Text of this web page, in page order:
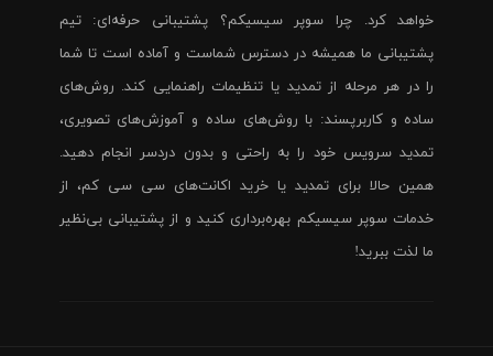
خواهد کرد. چرا سوپر سیسیکم؟ پشتیبانی حرفه‌ای: تیم
پشتیبانی ما همیشه در دسترس شماست و آماده است تا شما
را در هر مرحله از تمدید یا تنظیمات راهنمایی کند. روش‌های
ساده و کاربرپسند: با روش‌های ساده و آموزش‌های تصویری،
تمدید سرویس خود را به راحتی و بدون دردسر انجام دهید.
همین حالا برای تمدید یا خرید اکانت‌های سی سی کم، از
خدمات سوپر سیسیکم بهره‌برداری کنید و از پشتیبانی بی‌نظیر
ما لذت ببرید!